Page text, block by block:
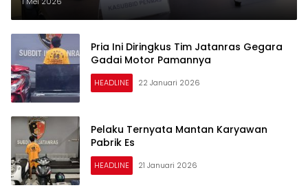
Pria Ini Diringkus Tim Jatanras Gegara
Gadai Motor Pamannya
HEADLINE 22 Januari 2026
Pelaku Ternyata Mantan Karyawan
Pabrik Es
HEADLINE 21 Januari 2026